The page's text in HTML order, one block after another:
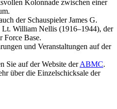
Kolonnade zwischen einer
der Schauspieler James G.
Lt. William Nellis (1916–1944), der
Force Base.
und Veranstaltungen auf der
Sie auf der Website derABMC.
über die Einzelschicksale der